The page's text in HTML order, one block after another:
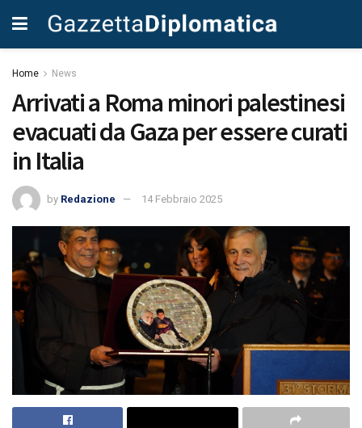
Home News
Arrivati a Roma minori palestinesi
evacuati da Gaza per essere curati
in Italia
by Redazione 14 Febbraio 2025